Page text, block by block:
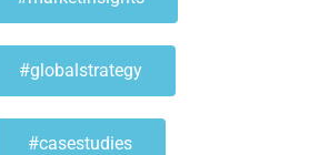
#globalstrategy
#casestudies